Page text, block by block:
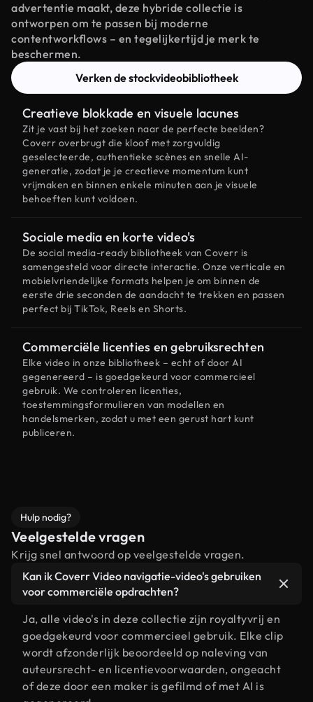
advertentie maakt, deze hybride collectie is
ontworpen om te passen bij moderne
contentworkflows – en tegelijkertijd je merk te
beschermen.
Verken de stockvideobibliotheek
Creatieve blokkade en visuele lacunes
Zit je vast bij het zoeken naar de perfecte beelden?
Coverr overbrugt die kloof met zorgvuldig
geselecteerde, authentieke scènes en snelle AI-
generatie, zodat je je creatieve momentum kunt
vrijmaken en binnen enkele minuten aan je visuele
behoeften kunt voldoen.
Sociale media en korte video's
De social media-ready bibliotheek van Coverr is
samengesteld voor directe interactie. Onze verticale en
mobielvriendelijke formats helpen je om binnen de
eerste drie seconden de aandacht te trekken en passen
perfect bij TikTok, Reels en Shorts.
Commerciële licenties en gebruiksrechten
Elke video in onze bibliotheek – echt of door AI
gegenereerd – is goedgekeurd voor commercieel
gebruik. We controleren licenties,
toestemmingsformulieren van modellen en
handelsmerken, zodat u met een gerust hart kunt
publiceren.
Hulp nodig?
Veelgestelde vragen
Krijg snel antwoord op veelgestelde vragen.
Kan ik Coverr Video navigatie-video's gebruiken
voor commerciële opdrachten?
Ja, alle video's in deze collectie zijn royaltyvrij en
goedgekeurd voor commercieel gebruik. Elke clip
wordt afzonderlijk beoordeeld op naleving van
auteursrecht- en licentievoorwaarden, ongeacht
of deze door een maker is gefilmd of met AI is